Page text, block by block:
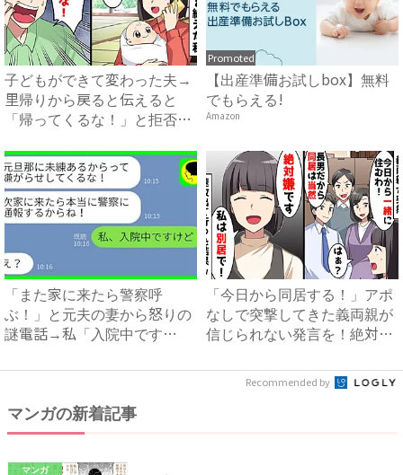
子どもができて変わった夫→
里帰りから戻ると伝えると
「帰ってくるな！」と拒否！
Promoted
【出産準備お試しbox】無料
でもらえる!
Amazon
「また家に来たら警察呼
ぶ！」と元夫の妻から怒りの
謎電話→私「入院中です
「今日から同居する！」アポ
なしで突撃してきた義両親が
信じられない発言を！絶対嫌
Recommended by
マンガの新着記事
マンガ